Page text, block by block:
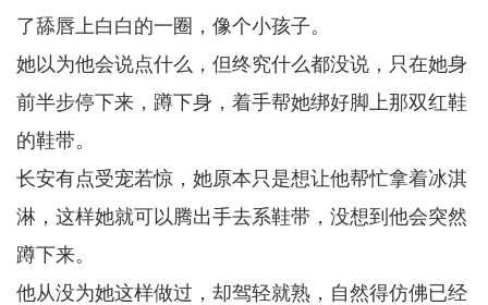
了舔唇上白白的一圈，像个小孩子。
她以为他会说点什么，但终究什么都没说，只在她身
前半步停下来，蹲下身，着手帮她绑好脚上那双红鞋
的鞋带。
长安有点受宠若惊，她原本只是想让他帮忙拿着冰淇
淋，这样她就可以腾出手去系鞋带，没想到他会突然
蹲下来。
他从没为她这样做过，却驾轻就熟，自然得仿佛已经